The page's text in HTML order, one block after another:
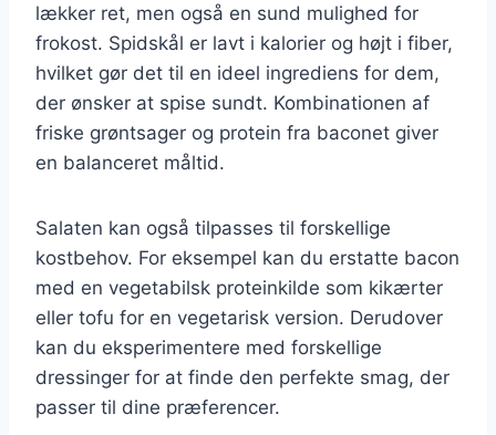
lækker ret, men også en sund mulighed for
frokost. Spidskål er lavt i kalorier og højt i fiber,
hvilket gør det til en ideel ingrediens for dem,
der ønsker at spise sundt. Kombinationen af
friske grøntsager og protein fra baconet giver
en balanceret måltid.
Salaten kan også tilpasses til forskellige
kostbehov. For eksempel kan du erstatte bacon
med en vegetabilsk proteinkilde som kikærter
eller tofu for en vegetarisk version. Derudover
kan du eksperimentere med forskellige
dressinger for at finde den perfekte smag, der
passer til dine præferencer.